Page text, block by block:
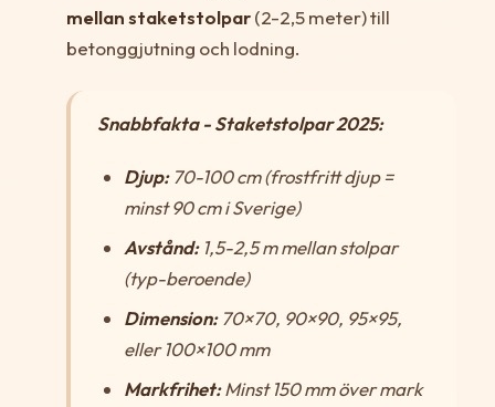
mellan staketstolpar(2-2,5 meter) till
betonggjutning och lodning.
Snabbfakta - Staketstolpar 2025:
Djup:70-100 cm (frostfritt djup =
minst 90 cm i Sverige)
Avstånd:1,5-2,5 m mellan stolpar
(typ-beroende)
Dimension:70×70, 90×90, 95×95,
eller 100×100 mm
Markfrihet:Minst 150 mm över mark